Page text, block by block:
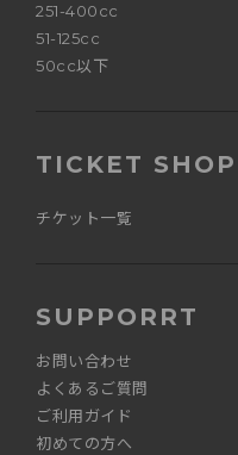
251-400cc
51-125cc
50cc以下
TICKET SHOP
チケット一覧
SUPPORRT
お問い合わせ
よくあるご質問
ご利用ガイド
初めての方へ